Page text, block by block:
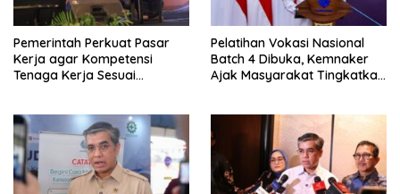
Pemerintah Perkuat Pasar
Kerja agar Kompetensi
Tenaga Kerja Sesuai
Pelatihan Vokasi Nasional
Batch 4 Dibuka, Kemnaker
Ajak Masyarakat Tingkatkan